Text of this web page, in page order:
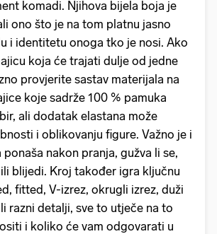
komadi. Njihova bijela boja je
ono što je na tom platnu jasno
i identitetu onoga tko je nosi. Ako
koja će trajati dulje od jedne
provjerite sastav materijala na
koje sadrže 100 % pamuka
ali dodatak elastana može
i oblikovanju figure. Važno je i
ponaša nakon pranja, gužva li se,
blijedi. Kroj također igra ključnu
fitted, V-izrez, okrugli izrez, duži
razni detalji, sve to utječe na to
i koliko će vam odgovarati u